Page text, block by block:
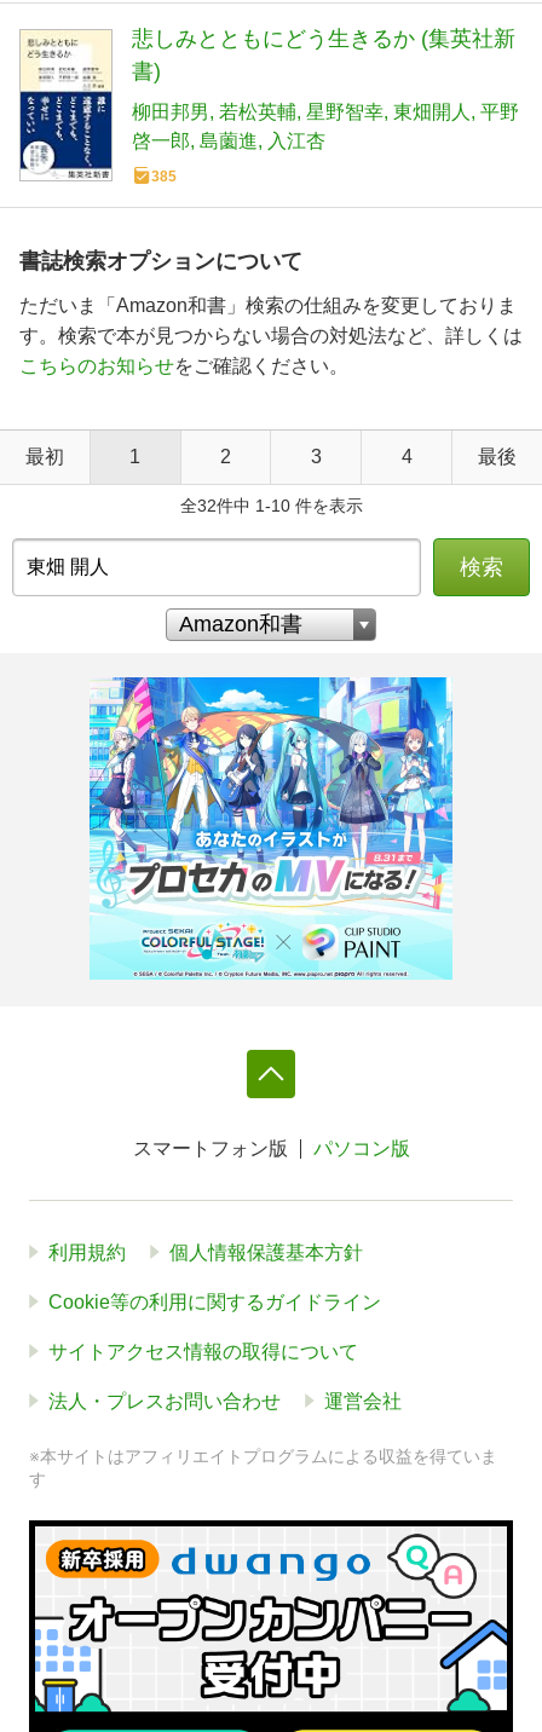
悲しみとともにどう生きるか (集英社新
書)
柳田邦男 若松英輔 星野智幸 東畑開人
平野
啓一郎 島薗進 入江杏
385
書誌検索オプションについて
ただいま「Amazon和書」検索の仕組みを変更しておりま
す。検索で本が見つからない場合の対処法など、詳しくは
こちらのお知らせをご確認ください。
最初 1 2 3 4 最後
全32件中 1-10 件を表示
検索
スマートフォン版 パソコン版
利用規約 個人情報保護基本方針
Cookie等の利用に関するガイドライン
サイトアクセス情報の取得について
法人・プレスお問い合わせ 運営会社
※本サイトはアフィリエイトプログラムによる収益を得ていま
す